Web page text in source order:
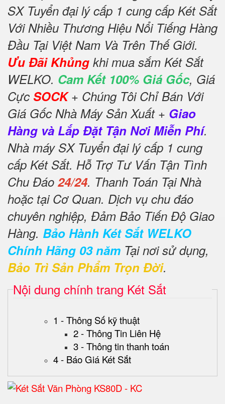
SX Tuyển đại lý cấp 1 cung cấp Két Sắt
Với Nhiều Thương Hiệu Nổi Tiếng Hàng
Đầu Tại Việt Nam Và Trên Thế Giới.
Ưu Đãi Khủng khi mua sắm Két Sắt
WELKO. Cam Kết 100% Giá Gốc, Giá
Cực SOCK+ Chúng Tôi Chỉ Bán Với
Giá Gốc Nhà Máy Sản Xuất + Giao
Hàng và Lắp Đặt Tận Nơi Miễn Phí.
Nhà máy SX Tuyển đại lý cấp 1 cung
cấp Két Sắt. Hỗ Trợ Tư Vấn Tận Tình
Chu Đáo 24/24. Thanh Toán Tại Nhà
hoặc tại Cơ Quan. Dịch vụ chu đáo
chuyên nghiệp, Đảm Bảo Tiến Độ Giao
Hàng. Bảo Hành Két Sắt WELKO
Chính Hãng 03 năm Tại nơi sử dụng,
Bảo Trì Sản Phẩm Trọn Đời.
Nội dung chính trang Két Sắt
1 - Thông Số kỹ thuật
2 - Thông Tin Liên Hệ
3 - Thông tin thanh toán
4 - Báo Giá Két Sắt